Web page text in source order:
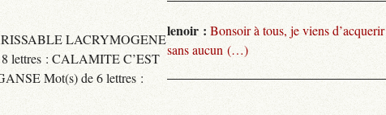
LACRYMOGENE
lettres : CALAMITE C’EST
Mot(s) de 6 lettres :
lenoir : Bonsoir à tous, je viens
sans aucun (…)